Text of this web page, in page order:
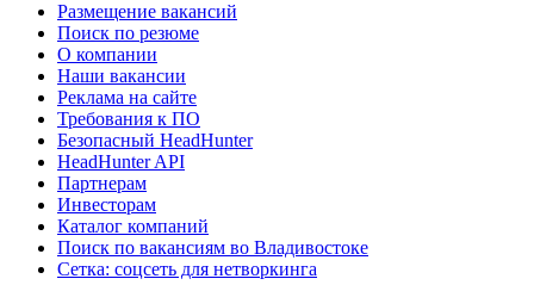
Размещение вакансий
Поиск по резюме
О компании
Наши вакансии
Реклама на сайте
Требования к ПО
Безопасный HeadHunter
HeadHunter API
Партнерам
Инвесторам
Каталог компаний
Поиск по вакансиям во Владивостоке
Сетка: соцсеть для нетворкинга